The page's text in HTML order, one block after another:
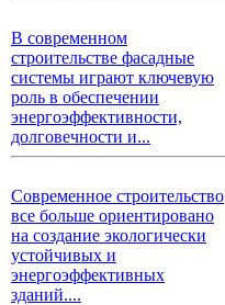
В современном
строительстве фасадные
системы играют ключевую
роль в обеспечении
энергоэффективности,
долговечности и...
Современное строительство
все больше ориентировано
на создание экологически
устойчивых и
энергоэффективных
зданий....